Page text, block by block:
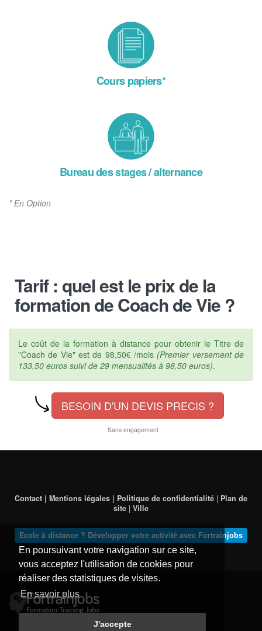
En poursuivant votre navigation sur ce site,
vous acceptez l'utilisation de cookies pour
réaliser des statistiques de visites.
En savoir plus
J'accepte
Cours papiers*
Bureau des stages / alternance
* En Option
Tarif : quel est le prix de la
formation de Coach de Vie ?
Le coût de la formation à distance pour obtenir le Titre de
"Coach de Vie" est de 98,50€ /mois (Premier versement de
133,50 euros suivi de 29 mensualités à 98,50 euros).
BESOIN D'UN DEVIS PRECIS ?
Sans engagement
Contact | Mentions légales | Politique de confidentialité | Plan de
site | Ville
Ecole à distance ? Développer votre activité avec Fortrainjobs